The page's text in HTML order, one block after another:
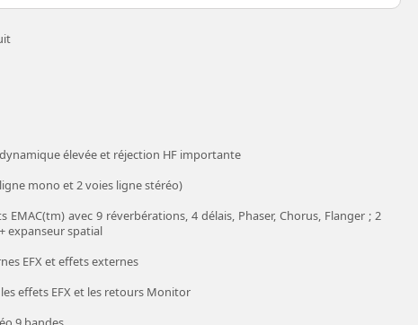
élevée et réjection HF importante
mono et 2 voies ligne stéréo)
EMAC(tm) avec 9 réverbérations, 4 délais, Phaser, Chorus, Flanger ; 2
expanseur spatial
EFX et effets externes
effets EFX et les retours Monitor